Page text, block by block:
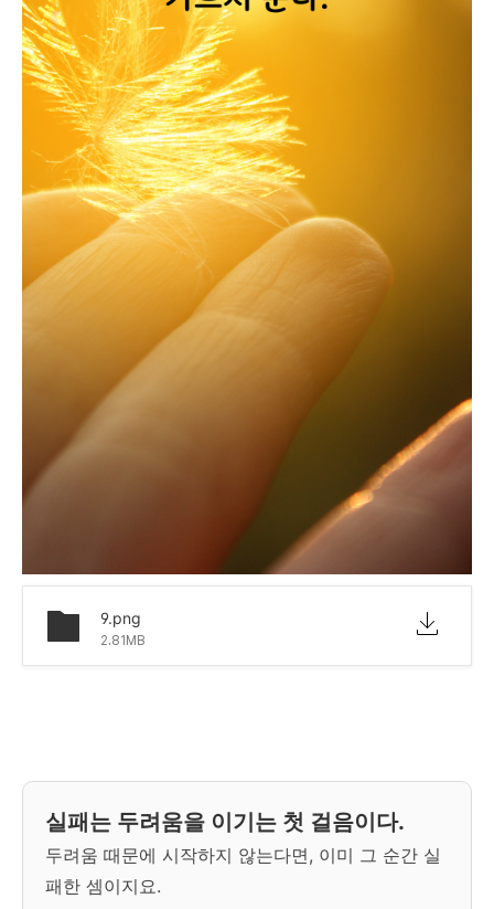
9.png
2.81MB
실패는 두려움을 이기는 첫 걸음이다.
두려움 때문에 시작하지 않는다면, 이미 그 순간 실
패한 셈이지요.